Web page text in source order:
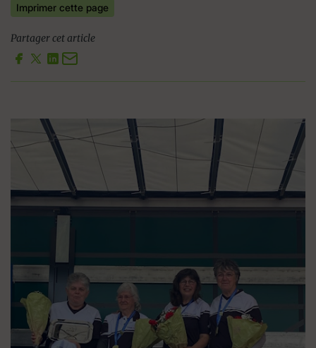
Imprimer cette page
Partager cet article